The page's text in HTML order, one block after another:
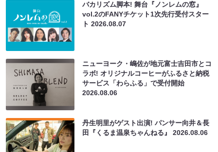
バカリズム脚本! 舞台『ノンレムの窓』
vol.2のFANYチケット1次先行受付スター
ト2026.08.07
ニューヨーク・嶋佐が地元富士吉田市とコ
ラボ! オリジナルコーヒーがふるさと納税
サービス「わらふる」で受付開始
2026.08.06
丹生明里がゲスト出演! パンサー向井＆長
田『くるま温泉ちゃんねる』2026.08.06